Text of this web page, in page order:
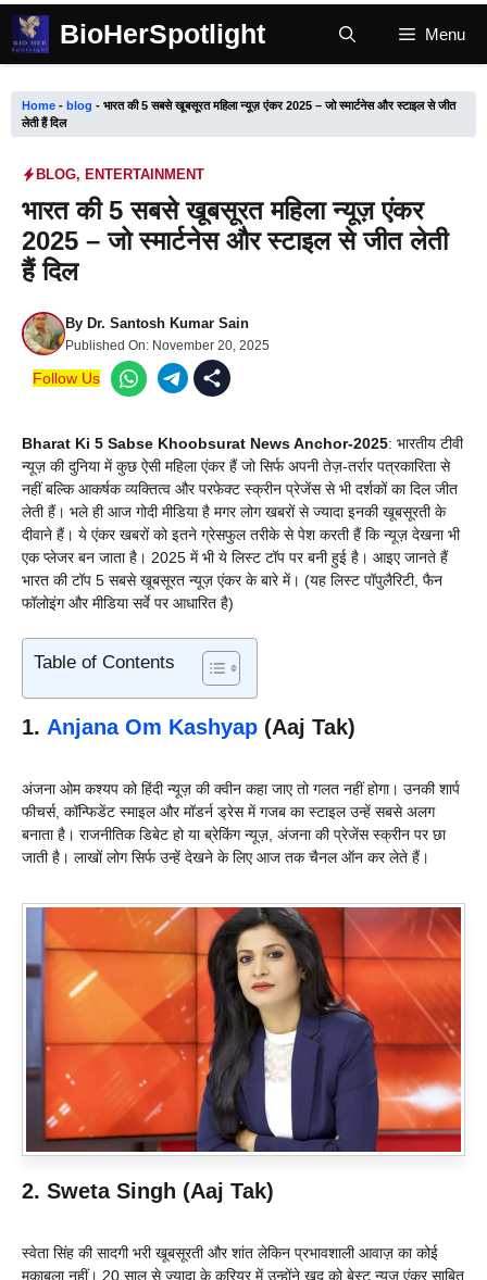
Skip
BioHerSpotlight Menu
Home - blog - भारत की 5 सबसे खूबसूरत महिला न्यूज़ एंकर 2025 – जो स्मार्टनेस और स्टाइल से जीत
लेती हैं दिल
BLOG, ENTERTAINMENT
भारत की 5 सबसे खूबसूरत महिला न्यूज़ एंकर
2025 – जो स्मार्टनेस और स्टाइल से जीत लेती
हैं दिल
By Dr. Santosh Kumar Sain
Published On: November 20, 2025
Follow Us
Bharat Ki 5 Sabse Khoobsurat News Anchor-2025: भारतीय टीवी
न्यूज़ की दुनिया में कुछ ऐसी महिला एंकर हैं जो सिर्फ अपनी तेज़-तर्रार पत्रकारिता से
नहीं बल्कि आकर्षक व्यक्तित्व और परफेक्ट स्क्रीन प्रेजेंस से भी दर्शकों का दिल जीत
लेती हैं। भले ही आज गोदी मीडिया है मगर लोग खबरों से ज्यादा इनकी खूबसूरती के
दीवाने हैं। ये एंकर खबरों को इतने ग्रेसफुल तरीके से पेश करती हैं कि न्यूज़ देखना भी
एक प्लेजर बन जाता है। 2025 में भी ये लिस्ट टॉप पर बनी हुई है। आइए जानते हैं
भारत की टॉप 5 सबसे खूबसूरत न्यूज़ एंकर के बारे में। (यह लिस्ट पॉपुलैरिटी, फैन
फॉलोइंग और मीडिया सर्वे पर आधारित है)
Table of Contents
1. Anjana Om Kashyap (Aaj Tak)
अंजना ओम कश्यप को हिंदी न्यूज़ की क्वीन कहा जाए तो गलत नहीं होगा। उनकी शार्प
फीचर्स, कॉन्फिडेंट स्माइल और मॉडर्न ड्रेस में गजब का स्टाइल उन्हें सबसे अलग
बनाता है। राजनीतिक डिबेट हो या ब्रेकिंग न्यूज़, अंजना की प्रेजेंस स्क्रीन पर छा
जाती है। लाखों लोग सिर्फ उन्हें देखने के लिए आज तक चैनल ऑन कर लेते हैं।
2. Sweta Singh (Aaj Tak)
स्वेता सिंह की सादगी भरी खूबसूरती और शांत लेकिन प्रभावशाली आवाज़ का कोई
मुकाबला नहीं। 20 साल से ज्यादा के करियर में उन्होंने खुद को बेस्ट न्यूज़ एंकर साबित